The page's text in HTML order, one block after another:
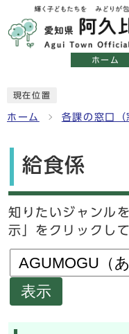
ホーム
現在位置
ホーム 各課の窓口（
給食係
知りたいジャンル
示」をクリックし
表示